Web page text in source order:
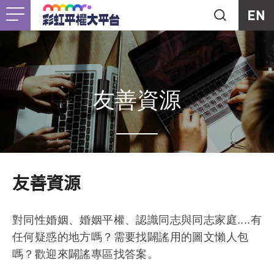
首頁
關於我們
最新消息
工作計畫
支持我們
Jump to Main content
友善資源
友善資源
對同性婚姻、婚姻平權、認識同志與同志家庭....有
任何疑惑的地方嗎？需要找闢謠用的圖文懶人包
嗎？歡迎來闢謠專區找答案。